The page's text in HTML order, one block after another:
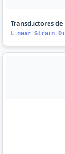
Transductores